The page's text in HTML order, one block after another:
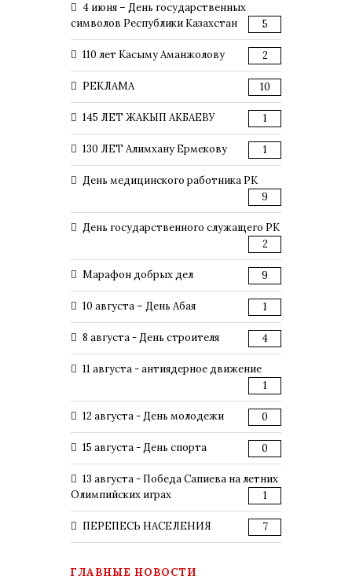
4 июня – День государственных
символов Республики Казахстан
5
110 лет Касыму Аманжолову 2
РЕКЛАМА 10
145 ЛЕТ ЖАКЫП АКБАЕВУ 1
130 ЛЕТ Алимхану Ермекову 1
День медицинского работника РК
9
День государственного служащего РК
2
Марафон добрых дел 9
10 августа – День Абая 1
8 августа - День строителя 4
11 августа - антиядерное движение
1
12 августа - День молодежи 0
15 августа - День спорта 0
13 августа - Победа Сапиева на летних
Олимпийских играх
1
ПЕРЕПЕСЬ НАСЕЛЕНИЯ 7
ГЛАВНЫЕ НОВОСТИ